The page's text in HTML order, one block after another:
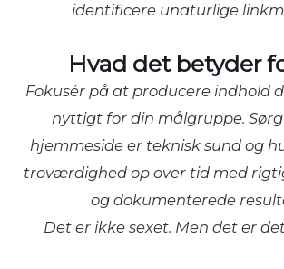
identificere unaturlige
Hvad det betyder
Fokusér på at producere indhold
nyttigt for din målgruppe.
hjemmeside er teknisk sund og
troværdighed op over tid med
og dokumenterede
Det er ikke sexet. Men det er